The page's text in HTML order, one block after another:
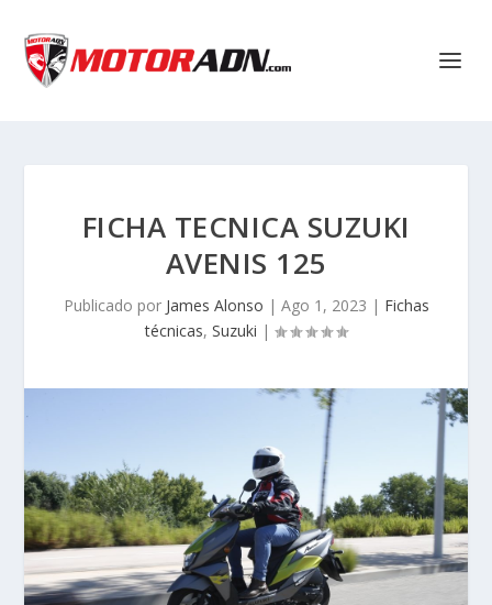
FICHA TECNICA SUZUKI
AVENIS 125
Publicado por James Alonso | Ago 1, 2023 | Fichas
técnicas, Suzuki |